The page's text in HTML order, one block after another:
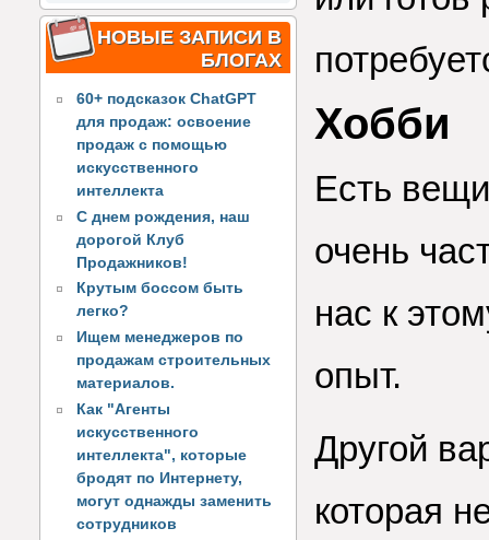
НОВЫЕ ЗАПИСИ В
БЛОГАХ
60+ подсказок ChatGPT
для продаж: освоение
продаж с помощью
искусственного
интеллекта
С днем рождения, наш
дорогой Клуб
Продажников!
Крутым боссом быть
легко?
Ищем менеджеров по
продажам строительных
материалов.
Как "Агенты
искусственного
интеллекта", которые
бродят по Интернету,
могут однажды заменить
сотрудников
Хобби
Есть
очень
нас к
опыт.
Другой
которая